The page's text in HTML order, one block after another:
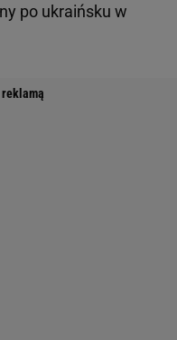
po ukraińsku w